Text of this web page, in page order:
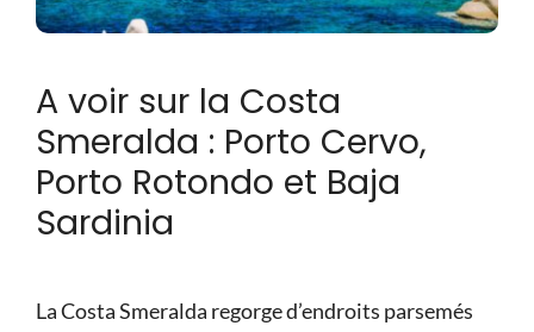
A voir sur la Costa
Smeralda : Porto Cervo,
Porto Rotondo et Baja
Sardinia
La Costa Smeralda regorge d’endroits parsemés